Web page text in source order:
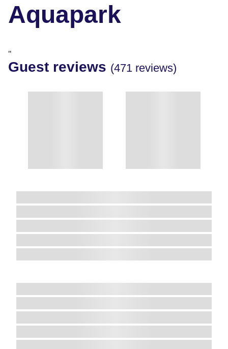
Aquapark
"
Guest reviews (471 reviews)